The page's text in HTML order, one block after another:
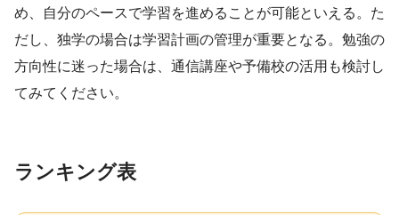
め、自分のペースで学習を進めることが可能といえる。た
だし、独学の場合は学習計画の管理が重要となる。勉強の
方向性に迷った場合は、通信講座や予備校の活用も検討し
てみてください。
ランキング表